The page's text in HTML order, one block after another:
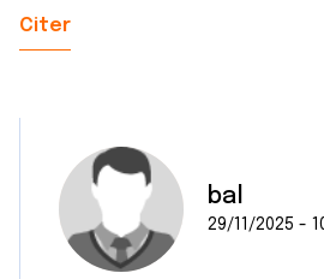
Citer
bal
29/11/2025 -